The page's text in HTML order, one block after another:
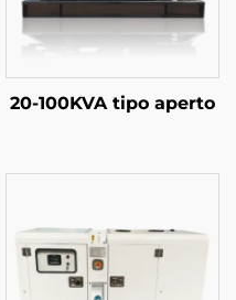
20-100KVA tipo aperto